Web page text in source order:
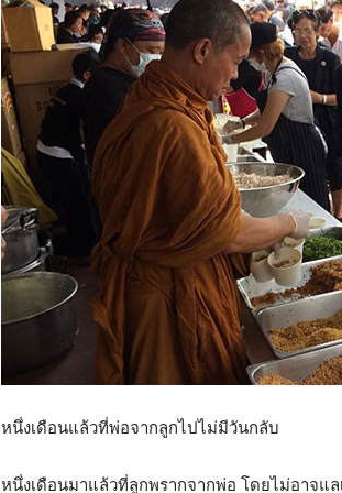
หนึ่งเดือนแล้วที่พ่อจากลูกไปไม่มีวันกลับ
หนึ่งเดือนมาแล้วที่ลูกพรากจากพ่อ โดยไม่อาจแล